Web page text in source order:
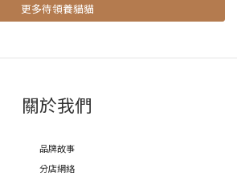
更多待領養貓貓
關於我們
品牌故事
分店網絡